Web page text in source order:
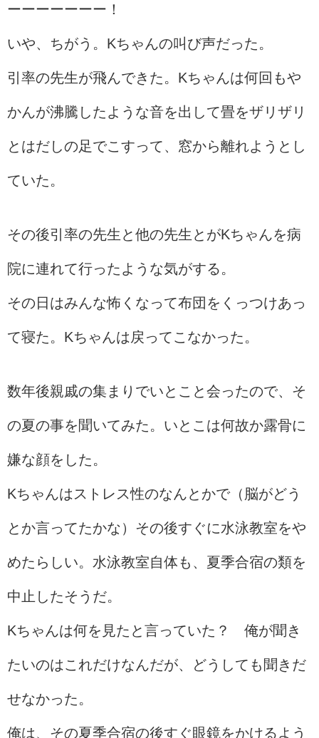
ーーーーーーー！
いや、ちがう。Kちゃんの叫び声だった。
引率の先生が飛んできた。Kちゃんは何回もや
かんが沸騰したような音を出して畳をザリザリ
とはだしの足でこすって、窓から離れようとし
ていた。
その後引率の先生と他の先生とがKちゃんを病
院に連れて行ったような気がする。
その日はみんな怖くなって布団をくっつけあっ
て寝た。Kちゃんは戻ってこなかった。
数年後親戚の集まりでいとこと会ったので、そ
の夏の事を聞いてみた。いとこは何故か露骨に
嫌な顔をした。
Kちゃんはストレス性のなんとかで（脳がどう
とか言ってたかな）その後すぐに水泳教室をや
めたらしい。水泳教室自体も、夏季合宿の類を
中止したそうだ。
Kちゃんは何を見たと言っていた？ 俺が聞き
たいのはこれだけなんだが、どうしても聞きだ
せなかった。
俺は、その夏季合宿の後すぐ眼鏡をかけるよう